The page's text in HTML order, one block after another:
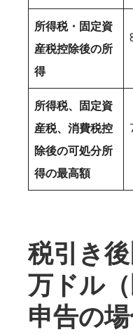
所得税・固定資
産税控除後の所
得
所得税、固定資
産税、消費税控
除後の可処分所
得の最高額
税引き
万ドル
申告の